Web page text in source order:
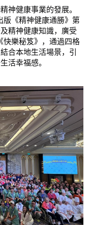
神健康事業的發展。
《精神健康通勝》第
精神健康知識，廣受
樂秘笈》，通過四格
合本地生活場景，引
活幸福感。